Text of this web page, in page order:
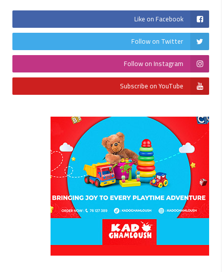
Like on Facebook
Follow on Twitter
Follow on Instagram
Subscribe on YouTube